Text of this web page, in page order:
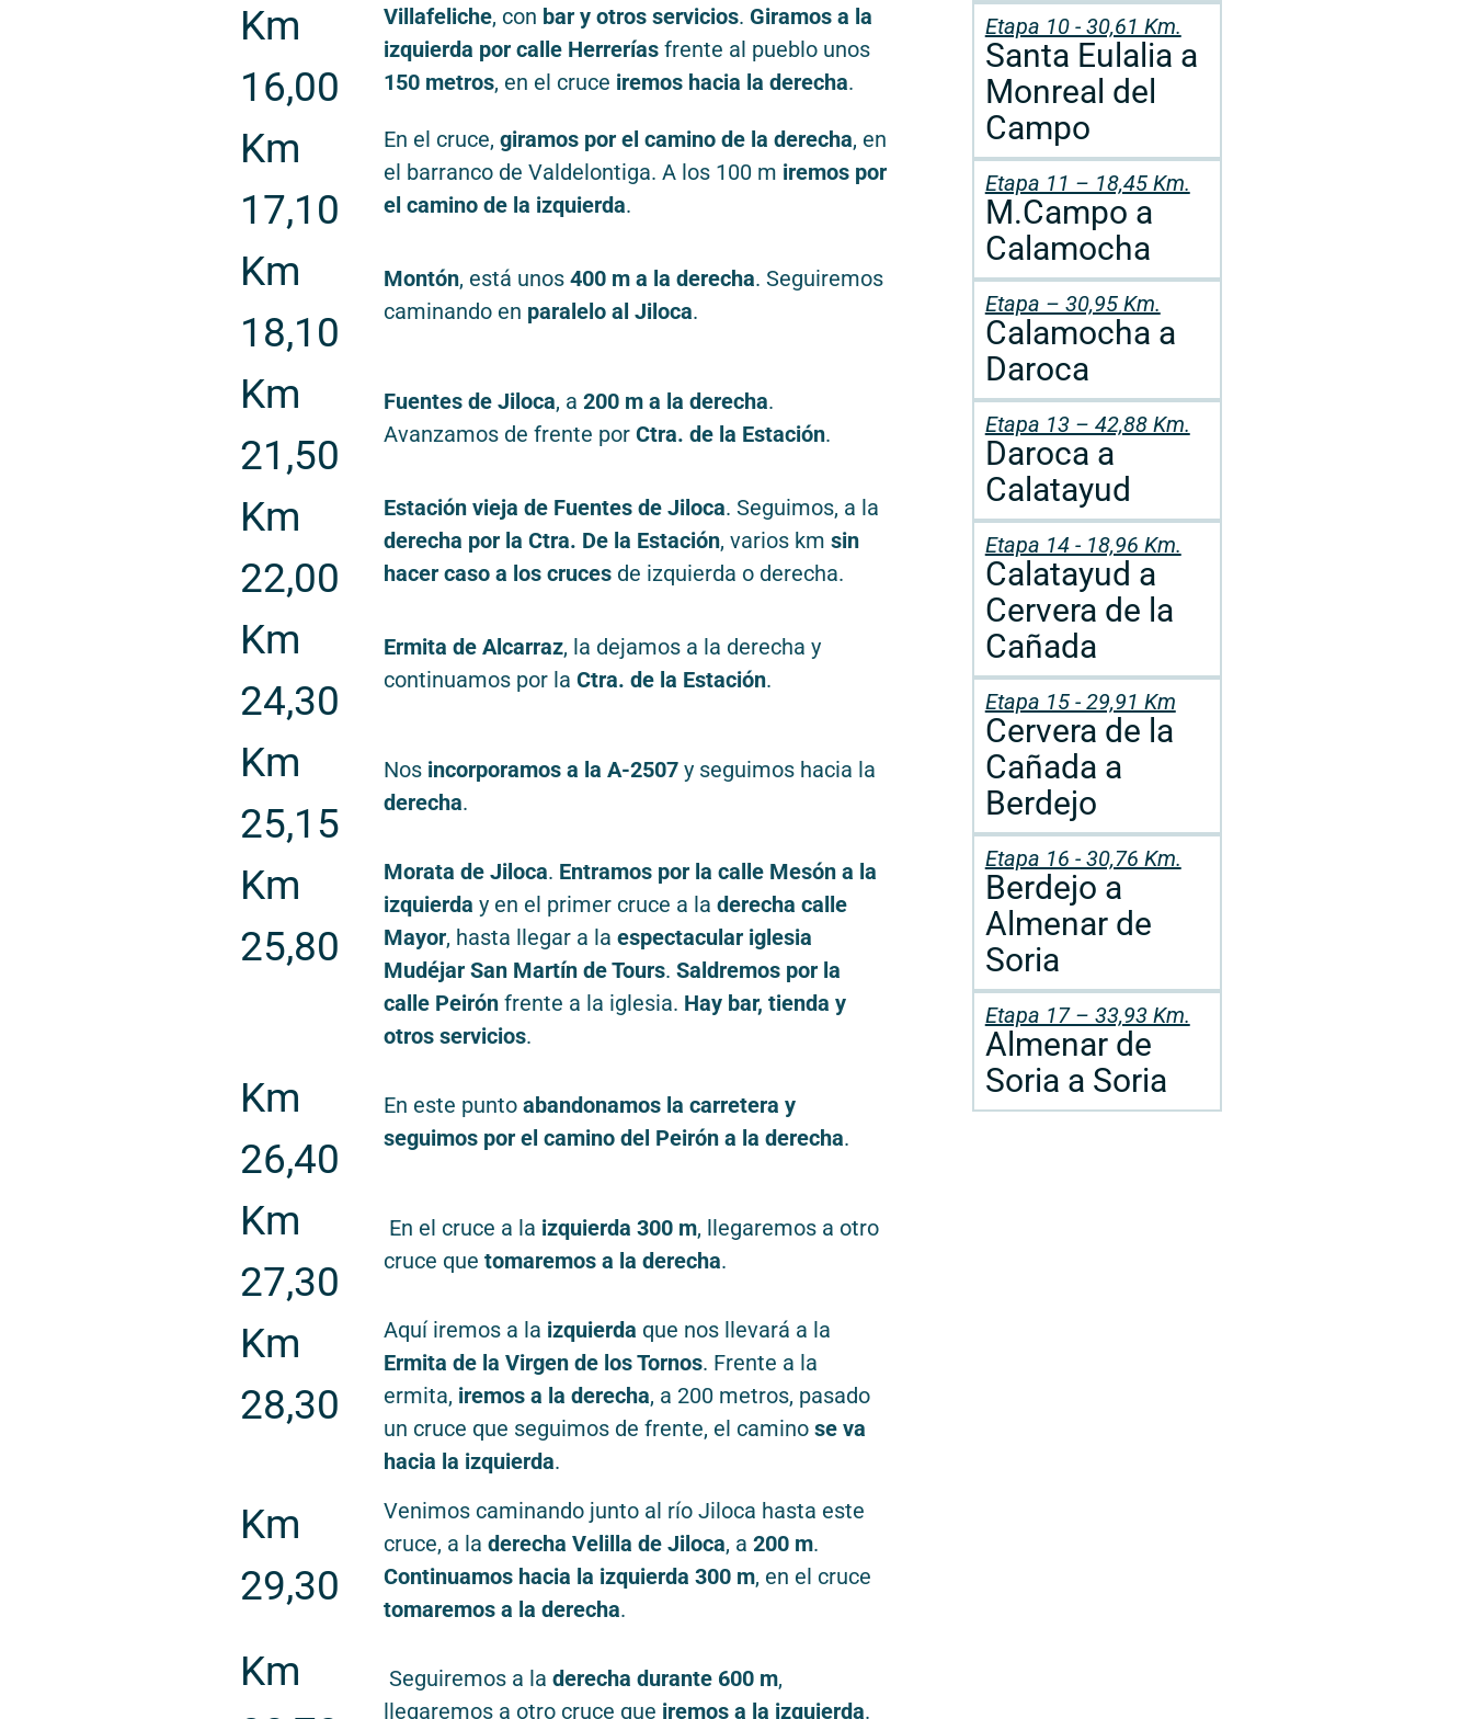
Km
16,00
Villafeliche, con bar y otros servicios. Giramos a la
izquierda por calle Herrerías frente al pueblo unos
150 metros, en el cruce iremos hacia la derecha.
Km
17,10
En el cruce,giramos por el camino de la derecha, en
el barranco de Valdelontiga. A los 100 m iremos por
el camino de la izquierda.
Km
18,10
Montón, está unos400 m a la derecha. Seguiremos
caminando en paralelo al Jiloca.
Km
21,50
Fuentes de Jiloca, a200 m a la derecha.
Avanzamos de frente porCtra. de la Estación.
Km
22,00
Estación vieja de Fuentes de Jiloca. Seguimos, a la
derecha por la Ctra. De la Estación, varios kmsin
hacer caso a los cruces de izquierda o derecha.
Km
24,30
Ermita de Alcarraz, la dejamos a la derecha y
continuamos por laCtra. de la Estación.
Km
25,15
Nos incorporamos a la A-2507 y seguimos hacia la
derecha.
Km
25,80
Morata de Jiloca. Entramos por la calle Mesón a la
izquierda y en el primer cruce a laderecha calle
Mayor, hasta llegar a laespectacular iglesia
Mudéjar San Martín de Tours.Saldremos por la
calle Peirón frente a la iglesia. Hay bar, tienda y
otros servicios.
Km
26,40
En este puntoabandonamos la carretera y
seguimos por el camino del Peirón a la derecha.
Km
27,30
En el cruce a la izquierda 300 m, llegaremos a otro
cruce quetomaremos a la derecha.
Km
28,30
Aquí iremos a la izquierda que nos llevará a la
Ermita de la Virgen de los Tornos. Frente a la
ermita, iremos a la derecha, a 200 metros, pasado
un cruce que seguimos de frente, el caminose va
hacia la izquierda.
Km
29,30
Venimos caminando junto al río Jiloca hasta este
cruce, a laderecha Velilla de Jiloca, a200 m.
Continuamos hacia la izquierda 300 m, en el cruce
tomaremos a la derecha.
Km
Seguiremos a laderecha durante 600 m,
llegaremos a otro cruce que iremos a la izquierda.
Etapa 10 - 30,61 Km.
Santa Eulalia a
Monreal del
Campo
Etapa 11 – 18,45 Km.
M.Campo a
Calamocha
Etapa – 30,95 Km.
Calamocha a
Daroca
Etapa 13 – 42,88 Km.
Daroca a
Calatayud
Etapa 14 - 18,96 Km.
Calatayud a
Cervera de la
Cañada
Etapa 15 - 29,91 Km
Cervera de la
Cañada a
Berdejo
Etapa 16 - 30,76 Km.
Berdejo a
Almenar de
Soria
Etapa 17 – 33,93 Km.
Almenar de
Soria a Soria